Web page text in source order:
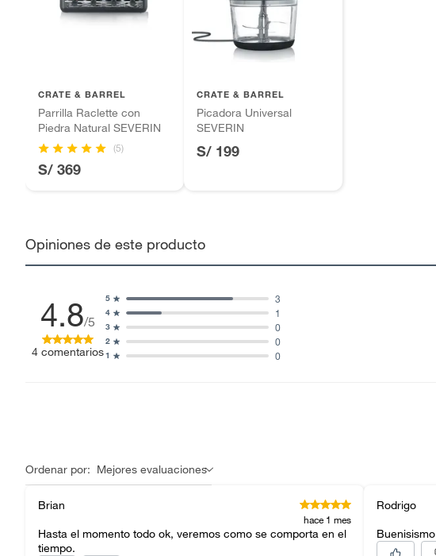
Motocicletas y bicicletas motorizadas.
Licores y cigarros electrónicos.
CRATE & BARREL
Parrilla Raclette con
Piedra Natural SEVERIN
(5)
S/ 369
CRATE & BARREL
Picadora Universal
SEVERIN
S/ 199
Opiniones de este producto
4.8/5
4 comentarios1 0
2 0
3 0
4 1
5 3
Ordenar por: Mejores evaluaciones
Brian
hace 1 mes
Hasta el momento todo ok, veremos como se comporta en el
tiempo.
Rodrigo
Buenisismo